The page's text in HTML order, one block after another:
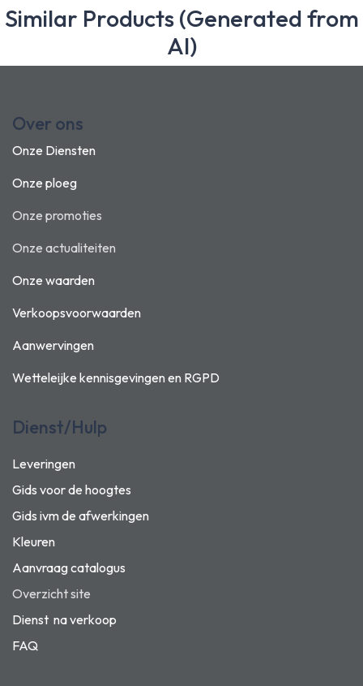
Similar Products (Generated from
AI)
Over ons
Onze Diensten
Onze ploeg
Onze promoties
Onze actualiteiten
Onze waarden
Verkoopsvoorwaarden
Aanwervingen
Wetteleijke kennisgevingen en RGPD
Dienst/Hulp
Leveringen
Gids voor de hoogtes
Gids ivm de afwerkingen
Kleuren
Aanvraag catalogus
Overzicht site
Dienst na verkoop
FAQ